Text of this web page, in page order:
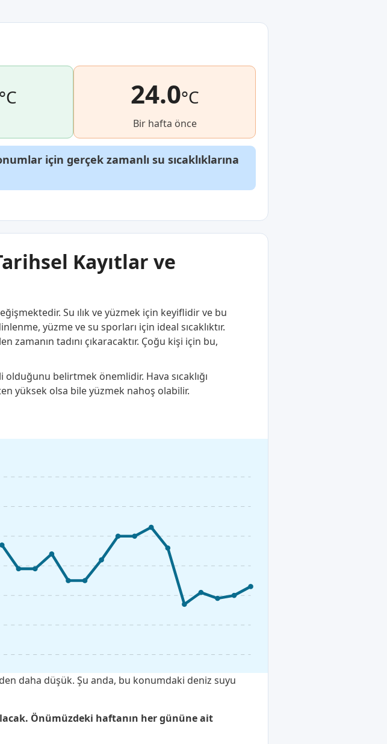
°C 24.0°C
Bir hafta önce
için gerçek zamanlı su sıcaklıklarına
Kayıtlar ve
Su ılık ve yüzmek için keyiflidir ve bu
yüzme ve su sporları için ideal sıcaklıktır.
zamanın tadını çıkaracaktır. Çoğu kişi için bu,
belirtmek önemlidir. Hava sıcaklığı
yüksek olsa bile yüzmek nahoş olabilir.
daha düşük. Şu anda, bu konumdaki deniz suyu
Önümüzdeki haftanın her gününe ait